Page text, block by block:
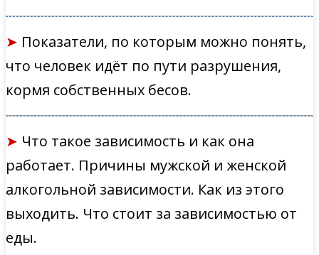
➤ Показатели, по которым можно понять,
что человек идёт по пути разрушения,
кормя собственных бесов.
➤ Что такое зависимость и как она
работает. Причины мужской и женской
алкогольной зависимости. Как из этого
выходить. Что стоит за зависимостью от
еды.